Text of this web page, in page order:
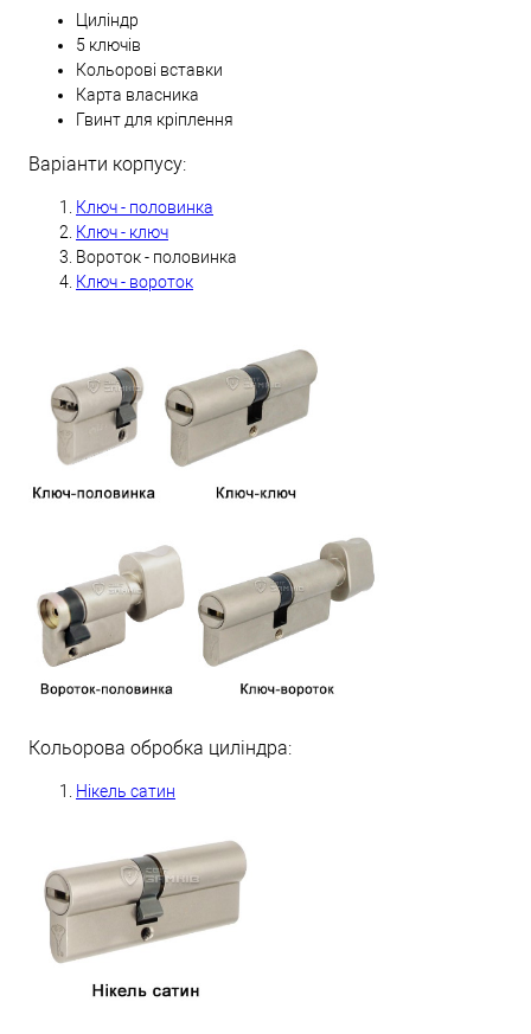
Циліндр
5 ключів
Кольорові вставки
Карта власника
Гвинт для кріплення
Варіанти корпусу:
Ключ - половинка
Ключ - ключ
Вороток - половинка
Ключ - вороток
Кольорова обробка циліндра:
Нікель сатин